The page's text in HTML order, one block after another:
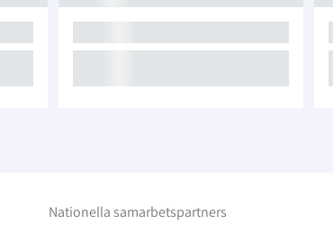
Nationella samarbetspartners